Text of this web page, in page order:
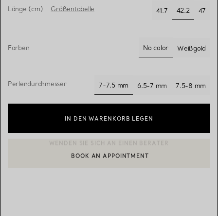
Länge (cm) Größentabelle 41.7
42.2
ausgewählt
47
Farben
No color
ausgewählt
Weißgold
Perlendurchmesser
7-7.5 mm
ausgewählt
6.5-7 mm 7.5-8 mm
IN DEN WARENKORB LEGEN
EINEN KUNDENBERATER KONTAKTIEREN ODER EINEN
BOOK AN APPOINTMENT